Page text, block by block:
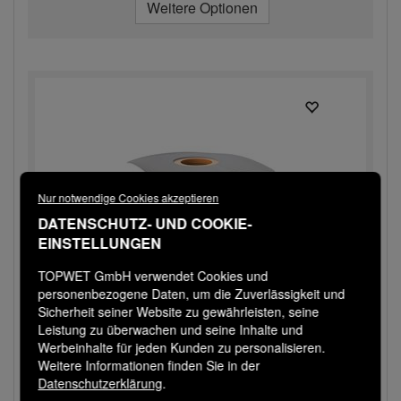
Nur notwendige Cookies akzeptieren
DATENSCHUTZ- UND COOKIE-
EINSTELLUNGEN
TOPWET GmbH verwendet Cookies und
personenbezogene Daten, um die Zuverlässigkeit und
Sicherheit seiner Website zu gewährleisten, seine
Leistung zu überwachen und seine Inhalte und
Werbeinhalte für jeden Kunden zu personalisieren.
Weitere Informationen finden Sie in der
Datenschutzerklärung.
Weitere Optionen
TWNE v500 STE
Aufstockelement für Dachgullys mit STE-
Manschette, beheizbar